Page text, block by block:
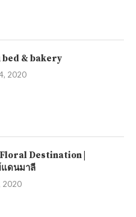
bed & bakery
2020
Destination |
ดนมาลี
2020